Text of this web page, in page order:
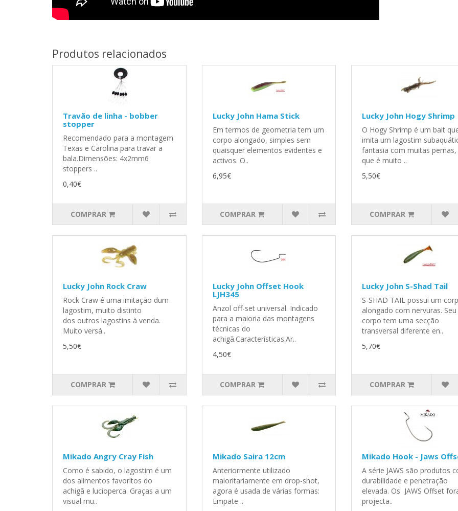
Produtos relacionados
Travão de linha - bobber
stopper
Recomendado para a montagem
Texas e Carolina para travar a
bala.Dimensões: 4x2mm6
stoppers ..
0,40€
COMPRAR
Lucky John Hama Stick
Em termos de geometria tem um
corpo alongado, simples sem
quaisquer elementos evidentes e
activos. O..
6,95€
COMPRAR
Lucky John Hogy Shrimp
O Hogy Shrimp é um bait
imita um lagostim
fantasia com muitas pernas,
que é muito ..
5,50€
COMPRAR
Lucky John Rock Craw
Rock Craw é uma imitação dum
lagostim, muito distinto
dos outros lagostins à venda.
Muito versá..
5,50€
COMPRAR
Lucky John Offset Hook
LJH345
Anzol off-set universal. Indicado
para a maioria das montagens
técnicas do
achigã.Características:Ar..
4,50€
COMPRAR
Lucky John S-Shad Tail
S-SHAD TAIL possui um
alongado com nervuras. Seu
corpo tem uma secção
transversal diferente en..
5,70€
COMPRAR
Mikado Angry Cray Fish
Como é sabido, o lagostim é um
dos alimentos favoritos do
achigã e lucioperca. Graças a um
visual mu..
Mikado Saira 12cm
Anteriormente utilizado
maioritariamente em drop-shot,
agora é usada de várias formas:
Empate ..
Mikado Hook - Jaws
A série JAWS são produtos
durabilidade e penetração
elevada. Os JAWS Offset
projecta..